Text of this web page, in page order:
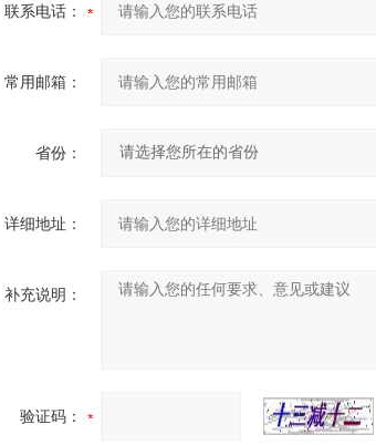
联系电话：
常用邮箱：
省份：
详细地址：
补充说明：
验证码：